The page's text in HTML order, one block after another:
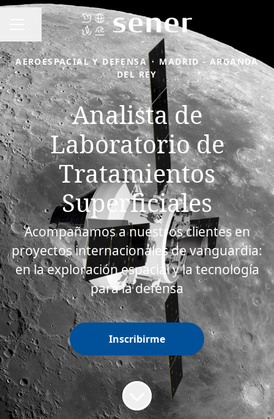
MENÚ DE EMPLEO
Compartir página
AEROESPACIAL Y DEFENSA · MADRID - ARGANDA
DEL REY
Analista de
Laboratorio de
Tratamientos
Superficiales
Acompañamos a nuestros clientes en
proyectos internacionales de vanguardia:
en la exploración espacial y la tecnología
para la defensa
Inscribirme